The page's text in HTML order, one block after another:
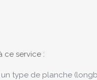
ce service :
type de planche